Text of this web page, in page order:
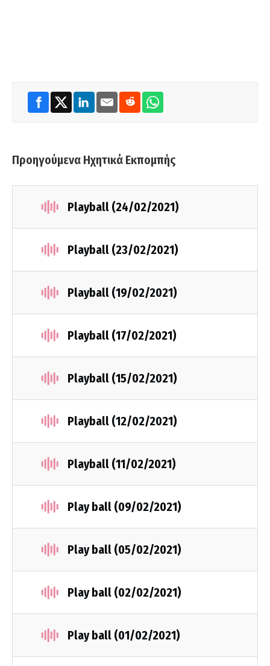
Προηγούμενα Ηχητικά Εκπομπής
Playball (24/02/2021)
Playball (23/02/2021)
Playball (19/02/2021)
Playball (17/02/2021)
Playball (15/02/2021)
Playball (12/02/2021)
Playball (11/02/2021)
Play ball (09/02/2021)
Play ball (05/02/2021)
Play ball (02/02/2021)
Play ball (01/02/2021)